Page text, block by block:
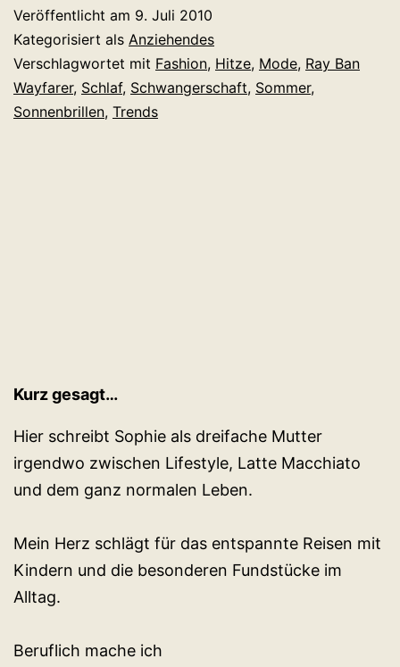
her
muss!
Veröffentlicht am 9. Juli 2010
Kategorisiert als Anziehendes
Verschlagwortet mit Fashion, Hitze, Mode, Ray Ban
Wayfarer, Schlaf, Schwangerschaft, Sommer,
Sonnenbrillen, Trends
Kurz gesagt…
Hier schreibt Sophie als dreifache Mutter
irgendwo zwischen Lifestyle, Latte Macchiato
und dem ganz normalen Leben.
Mein Herz schlägt für das entspannte Reisen mit
Kindern und die besonderen Fundstücke im
Alltag.
Beruflich mache ich